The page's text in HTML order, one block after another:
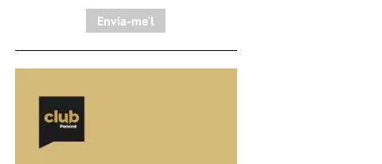
Envia-me'l